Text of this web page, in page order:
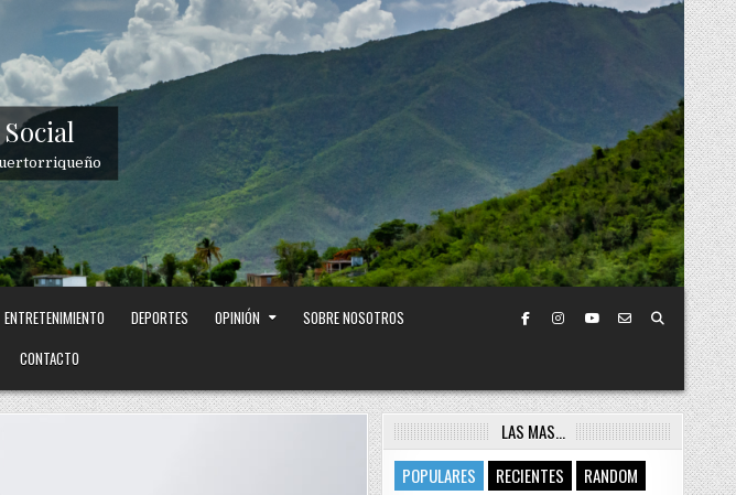
ENTRETENIMIENTO DEPORTES OPINIÓN
SOBRE NOSOTROS
CONTACTO
LAS MAS…
POPULARES
RECIENTES RANDOM